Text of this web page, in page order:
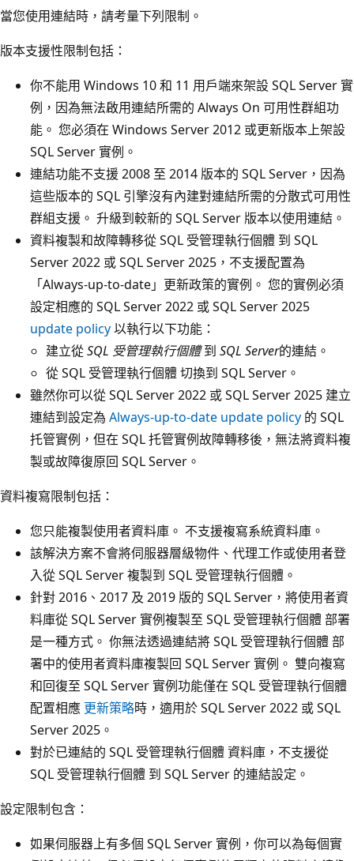
當您使用連結時，請考量下列限制。
版本支援性限制包括：
你不能用 Windows 10 和 11 用戶端來架設 SQL Server 實
例，因為無法啟用連結所需的 Always On 可用性群組功
能。 您必須在 Windows Server 2012 或更新版本上架設
SQL Server 實例。
連結功能不支援 2008 至 2014 版本的 SQL Server，因為
這些版本的 SQL 引擎沒有內建對連結所需的分散式可用性
群組支援。 升級到較新的 SQL Server 版本以使用連結。
資料複製和故障轉移從 SQL 受管理執行個體 到 SQL
Server 2022 或 SQL Server 2025，不支援配置為
「Always-up-to-date」更新政策的實例。 您的實例必須
設定相應的 SQL Server 2022 或 SQL Server 2025
update policy以執行以下功能：
建立從SQL 受管理執行個體到 SQL Server的連結。
從 SQL 受管理執行個體 切換到 SQL Server。
雖然你可以從 SQL Server 2022 或 SQL Server 2025 建立
連結到設定為 Always-up-to-date update policy 的 SQL
托管實例，但在 SQL 托管實例故障轉移後，無法將資料複
製或故障復原回 SQL Server。
資料複寫限制包括：
您只能複製使用者資料庫。 不支援複寫系統資料庫。
該解決方案不會將伺服器層級物件、代理工作或使用者登
入從 SQL Server 複製到 SQL 受管理執行個體。
針對 2016、2017 及 2019 版的 SQL Server，將使用者資
料庫從 SQL Server 實例複製至 SQL 受管理執行個體 部署
是一種方式。 你無法透過連結將 SQL 受管理執行個體 部
署中的使用者資料庫複製回 SQL Server 實例。 雙向複寫
和回復至 SQL Server 實例功能僅在 SQL 受管理執行個體
配置相應 更新策略時，適用於 SQL Server 2022 或 SQL
Server 2025。
對於已連結的 SQL 受管理執行個體 資料庫，不支援從
SQL 受管理執行個體 到 SQL Server 的連結設定。
設定限制包含：
如果伺服器上有多個 SQL Server 實例，你可以為每個實